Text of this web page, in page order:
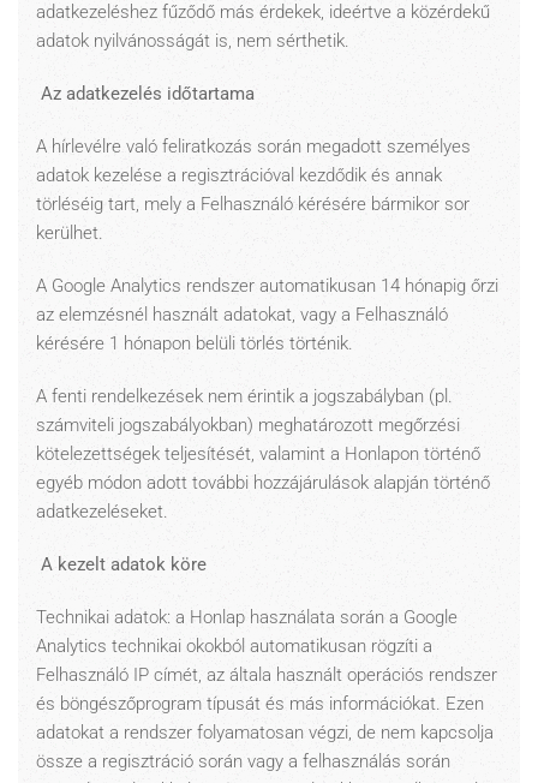
adatkezeléshez fűződő más érdekek, ideértve a közérdekű
adatok nyilvánosságát is, nem sérthetik.
Az adatkezelés időtartama
A hírlevélre való feliratkozás során megadott személyes
adatok kezelése a regisztrációval kezdődik és annak
törléséig tart, mely a Felhasználó kérésére bármikor sor
kerülhet.
A Google Analytics rendszer automatikusan 14 hónapig őrzi
az elemzésnél használt adatokat, vagy a Felhasználó
kérésére 1 hónapon belüli törlés történik.
A fenti rendelkezések nem érintik a jogszabályban (pl.
számviteli jogszabályokban) meghatározott megőrzési
kötelezettségek teljesítését, valamint a Honlapon történő
egyéb módon adott további hozzájárulások alapján történő
adatkezeléseket.
A kezelt adatok köre
Technikai adatok: a Honlap használata során a Google
Analytics technikai okokból automatikusan rögzíti a
Felhasználó IP címét, az általa használt operációs rendszer
és böngészőprogram típusát és más információkat. Ezen
adatokat a rendszer folyamatosan végzi, de nem kapcsolja
össze a regisztráció során vagy a felhasználás során